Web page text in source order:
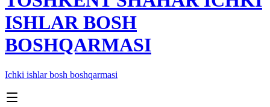
ISHLAR BOSH
BOSHQARMASI
Ichki ishlar bosh boshqarmasi